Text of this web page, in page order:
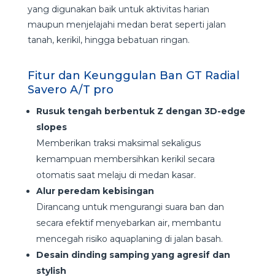
yang digunakan baik untuk aktivitas harian
maupun menjelajahi medan berat seperti jalan
tanah, kerikil, hingga bebatuan ringan.
Fitur dan Keunggulan Ban GT Radial
Savero A/T pro
Rusuk tengah berbentuk Z dengan 3D-edge
slopes
Memberikan traksi maksimal sekaligus
kemampuan membersihkan kerikil secara
otomatis saat melaju di medan kasar.
Alur peredam kebisingan
Dirancang untuk mengurangi suara ban dan
secara efektif menyebarkan air, membantu
mencegah risiko aquaplaning di jalan basah.
Desain dinding samping yang agresif dan
stylish